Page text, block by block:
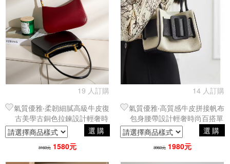
19 人訂購
氣質優雅‧柔韌細膩高級牛皮復
古美學古銅色拉鍊設計輕奢時
尚單肩包／腋下包選購
3160元 1580元
14 人訂購
氣質優雅‧高質感牛皮拼接帆布
包身腰帶設計輕奢時尚百搭單
肩包／腋下包
選購
3960元 1980元